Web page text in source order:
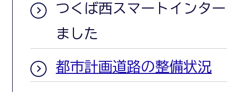
つくば西スマートインタ
ました
都市計画道路の整備状況